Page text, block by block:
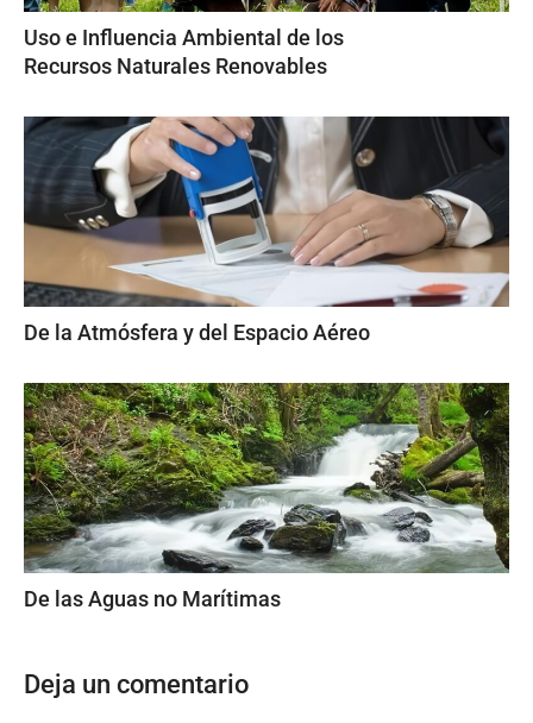
Uso e Influencia Ambiental de los
Recursos Naturales Renovables
De la Atmósfera y del Espacio Aéreo
De las Aguas no Marítimas
Deja un comentario